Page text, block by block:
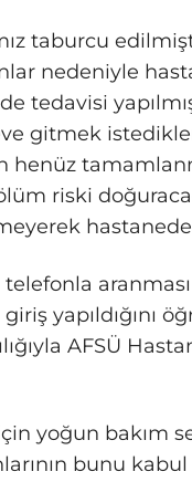
taburcu
nedeniyle
tedavisi
gitmek
riski
hastaneden
telefonla
yapıldığını
AFSÜ
yoğun bakım
bunu